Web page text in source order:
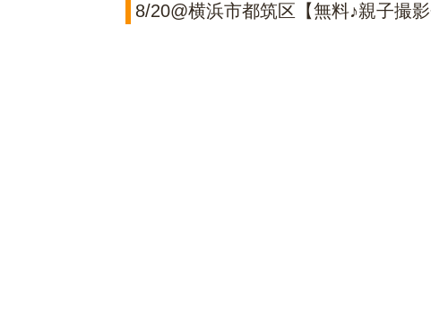
8/20@横浜市都筑区【無料♪親子撮